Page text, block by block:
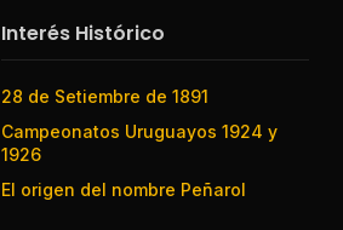
Interés Histórico
28 de Setiembre de 1891
Campeonatos Uruguayos 1924 y
1926
El origen del nombre Peñarol